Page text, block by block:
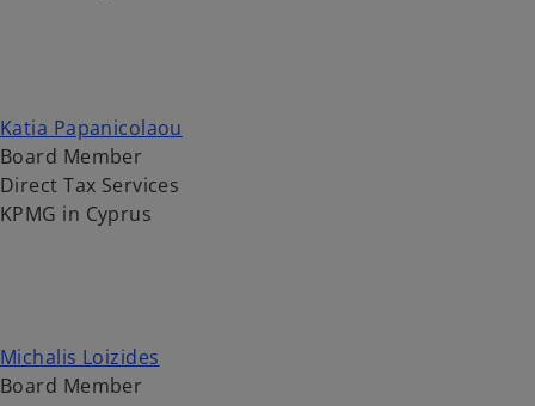
Katia Papanicolaou
Board Member
Direct Tax Services
KPMG in Cyprus
Michalis Loizides
Board Member